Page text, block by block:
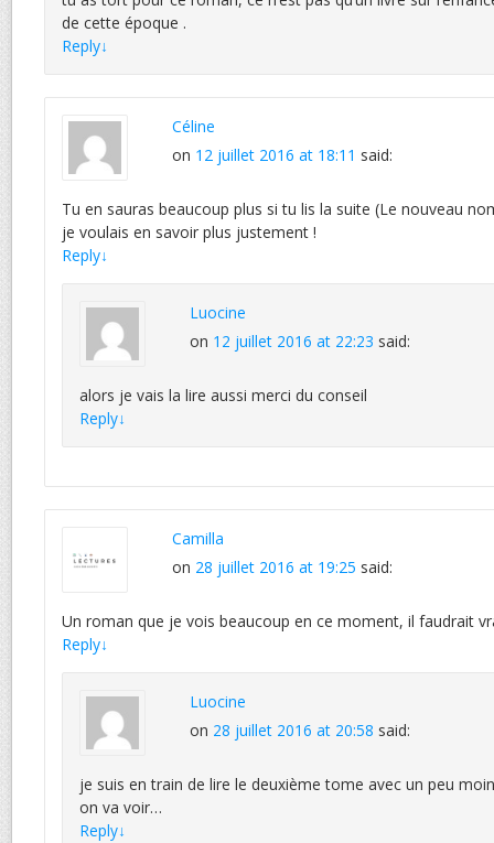
de cette époque .
Reply↓
Céline
on 12 juillet 2016 at 18:11 said:
Tu en sauras beaucoup plus si tu lis la suite (Le nouveau
je voulais en savoir plus justement !
Reply↓
Luocine
on 12 juillet 2016 at 22:23 said:
alors je vais la lire aussi merci du conseil
Reply↓
Camilla
on 28 juillet 2016 at 19:25 said:
Un roman que je vois beaucoup en ce moment, il faudrait
Reply↓
Luocine
on 28 juillet 2016 at 20:58 said:
je suis en train de lire le deuxième tome avec un peu
on va voir…
Reply↓